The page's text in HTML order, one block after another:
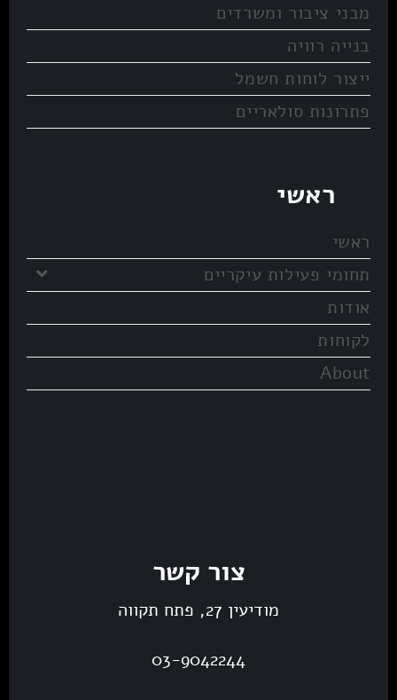
מבני ציבור ומשרדים
בנייה רוויה
ייצור לוחות חשמל
פתרונות סולאריים
ראשי
ראשי
תחומי פעילות עיקריים
אודות
לקוחות
About
צור קשר
מודיעין 27, פתח תקווה
03-9042244